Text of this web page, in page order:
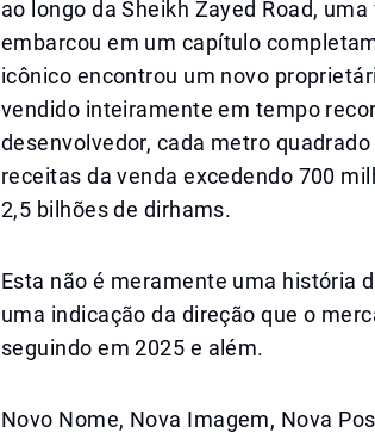
ao longo da Sheikh Zayed Road,
embarcou em um capítulo
icônico encontrou um novo
vendido inteiramente em tempo
desenvolvedor, cada metro
receitas da venda excedendo 700
2,5 bilhões de dirhams.
Esta não é meramente uma história
uma indicação da direção que o
seguindo em 2025 e além.
Novo Nome, Nova Imagem, Nova